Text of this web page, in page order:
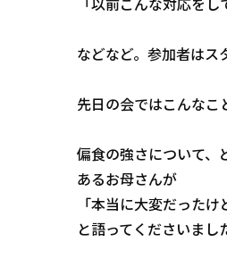
などなど。参加者はス
先日の会ではこんなこ
偏食の強さについて、
あるお母さんが
「本当に大変だった
と語ってくださいまし